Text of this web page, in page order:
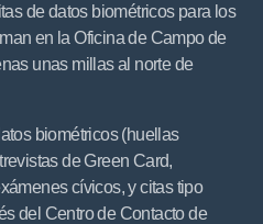
de datos biométricos para los
en la Oficina de Campo de
unas millas al norte de
biométricos (huellas
de Green Card,
cívicos, y citas tipo
del Centro de Contacto de